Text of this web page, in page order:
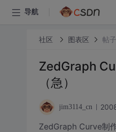
导航
社区 图表区 帖
ZedGraph
（急）
jim3114_cn
ZedGraph Curve制